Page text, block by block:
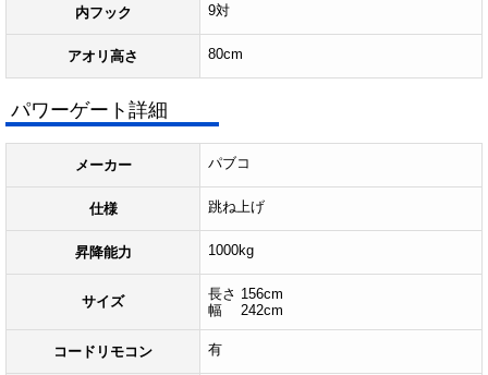
内フック 9対
アオリ高さ 80cm
パワーゲート詳細
メーカー パブコ
仕様 跳ね上げ
昇降能力 1000kg
サイズ
長さ 156cm
幅 242cm
コードリモコン 有